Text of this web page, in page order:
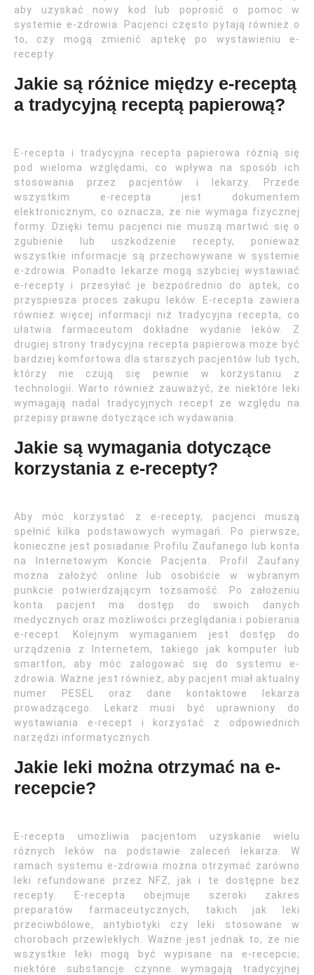
aby uzyskać nowy kod lub poprosić o pomoc w
systemie e-zdrowia. Pacjenci często pytają również o
to, czy mogą zmienić aptekę po wystawieniu e-
recepty.
Jakie są różnice między e-receptą
a tradycyjną receptą papierową?
E-recepta i tradycyjna recepta papierowa różnią się
pod wieloma względami, co wpływa na sposób ich
stosowania przez pacjentów i lekarzy. Przede
wszystkim e-recepta jest dokumentem
elektronicznym, co oznacza, że nie wymaga fizycznej
formy. Dzięki temu pacjenci nie muszą martwić się o
zgubienie lub uszkodzenie recepty, ponieważ
wszystkie informacje są przechowywane w systemie
e-zdrowia. Ponadto lekarze mogą szybciej wystawiać
e-recepty i przesyłać je bezpośrednio do aptek, co
przyspiesza proces zakupu leków. E-recepta zawiera
również więcej informacji niż tradycyjna recepta, co
ułatwia farmaceutom dokładne wydanie leków. Z
drugiej strony tradycyjna recepta papierowa może być
bardziej komfortowa dla starszych pacjentów lub tych,
którzy nie czują się pewnie w korzystaniu z
technologii. Warto również zauważyć, że niektóre leki
wymagają nadal tradycyjnych recept ze względu na
przepisy prawne dotyczące ich wydawania.
Jakie są wymagania dotyczące
korzystania z e-recepty?
Aby móc korzystać z e-recepty, pacjenci muszą
spełnić kilka podstawowych wymagań. Po pierwsze,
konieczne jest posiadanie Profilu Zaufanego lub konta
na Internetowym Koncie Pacjenta. Profil Zaufany
można założyć online lub osobiście w wybranym
punkcie potwierdzającym tożsamość. Po założeniu
konta pacjent ma dostęp do swoich danych
medycznych oraz możliwości przeglądania i pobierania
e-recept. Kolejnym wymaganiem jest dostęp do
urządzenia z Internetem, takiego jak komputer lub
smartfon, aby móc zalogować się do systemu e-
zdrowia. Ważne jest również, aby pacjent miał aktualny
numer PESEL oraz dane kontaktowe lekarza
prowadzącego. Lekarz musi być uprawniony do
wystawiania e-recept i korzystać z odpowiednich
narzędzi informatycznych.
Jakie leki można otrzymać na e-
recepcie?
E-recepta umożliwia pacjentom uzyskanie wielu
różnych leków na podstawie zaleceń lekarza. W
ramach systemu e-zdrowia można otrzymać zarówno
leki refundowane przez NFZ, jak i te dostępne bez
recepty. E-recepta obejmuje szeroki zakres
preparatów farmaceutycznych, takich jak leki
przeciwbólowe, antybiotyki czy leki stosowane w
chorobach przewlekłych. Ważne jest jednak to, że nie
wszystkie leki mogą być wypisane na e-recepcie;
niektóre substancje czynne wymagają tradycyjnej